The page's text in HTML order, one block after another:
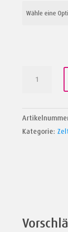
Menge
Kategorie: